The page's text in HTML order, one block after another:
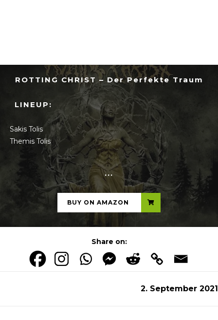
ROTTING CHRIST – Der Perfekte Traum
LINEUP:
Sakis Tolis
Themis Tolis
...
BUY ON AMAZON
Share on:
2. September 2021